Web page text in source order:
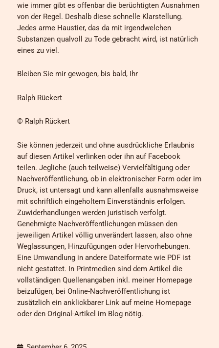
wie immer gibt es offenbar die berüchtigten Ausnahmen
von der Regel. Deshalb diese schnelle Klarstellung.
Jedes arme Haustier, das da mit irgendwelchen
Substanzen qualvoll zu Tode gebracht wird, ist natürlich
eines zu viel.
Bleiben Sie mir gewogen, bis bald, Ihr
Ralph Rückert
© Ralph Rückert
Sie können jederzeit und ohne ausdrückliche Erlaubnis
auf diesen Artikel verlinken oder ihn auf Facebook
teilen. Jegliche (auch teilweise) Vervielfältigung oder
Nachveröffentlichung, ob in elektronischer Form oder im
Druck, ist untersagt und kann allenfalls ausnahmsweise
mit schriftlich eingeholtem Einverständnis erfolgen.
Zuwiderhandlungen werden juristisch verfolgt.
Genehmigte Nachveröffentlichungen müssen den
jeweiligen Artikel völlig unverändert lassen, also ohne
Weglassungen, Hinzufügungen oder Hervorhebungen.
Eine Umwandlung in andere Dateiformate wie PDF ist
nicht gestattet. In Printmedien sind dem Artikel die
vollständigen Quellenangaben inkl. meiner Homepage
beizufügen, bei Online-Nachveröffentlichung ist
zusätzlich ein anklickbarer Link auf meine Homepage
oder den Original-Artikel im Blog nötig.